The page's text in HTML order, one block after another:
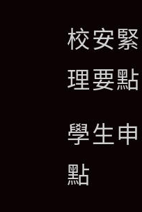
校安
理要點
學生
點